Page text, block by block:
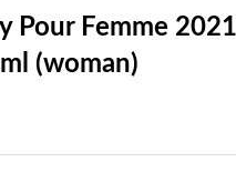
Pour Femme
(woman)